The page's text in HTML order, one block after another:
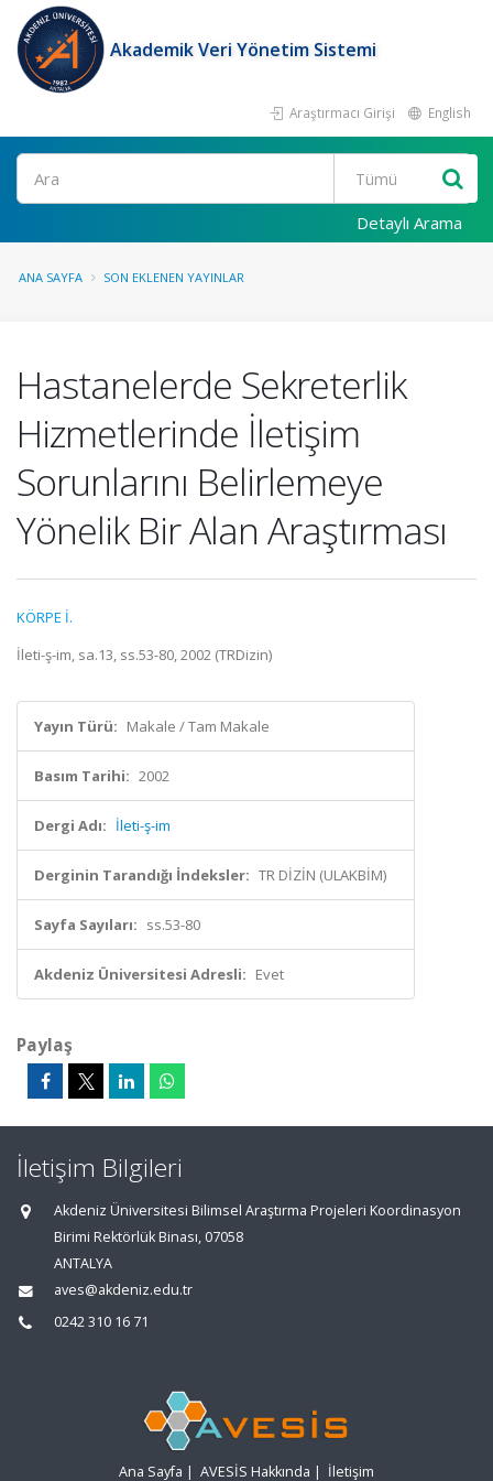
Akademik Veri Yönetim Sistemi
Araştırmacı Girişi English
Ara
Detaylı Arama
ANA SAYFA SON EKLENEN YAYINLAR
Hastanelerde Sekreterlik
Hizmetlerinde İletişim
Sorunlarını Belirlemeye
Yönelik Bir Alan Araştırması
KÖRPE İ.
İleti-ş-im, sa.13, ss.53-80, 2002 (TRDizin)
Yayın Türü: Makale / Tam Makale
Basım Tarihi: 2002
Dergi Adı: İleti-ş-im
Derginin Tarandığı İndeksler: TR DİZİN (ULAKBİM)
Sayfa Sayıları: ss.53-80
Akdeniz Üniversitesi Adresli: Evet
Paylaş
İletişim Bilgileri
Akdeniz Üniversitesi Bilimsel Araştırma Projeleri Koordinasyon
Birimi Rektörlük Binası, 07058
ANTALYA
aves@akdeniz.edu.tr
0242 310 16 71
Ana Sayfa | AVESİS Hakkında | İletişim